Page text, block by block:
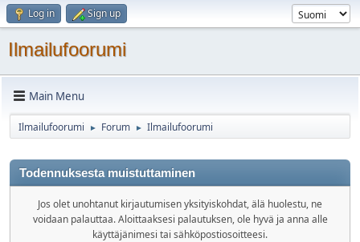
Log in Sign up
Ilmailufoorumi
Main Menu
Ilmailufoorumi ► Forum ► Ilmailufoorumi
Todennuksesta muistuttaminen
Jos olet unohtanut kirjautumisen yksityiskohdat, älä huolestu, ne
voidaan palauttaa. Aloittaaksesi palautuksen, ole hyvä ja anna alle
käyttäjänimesi tai sähköpostiosoitteesi.